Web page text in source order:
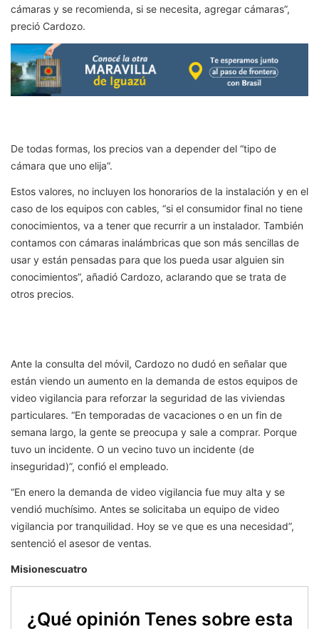
cámaras y se recomienda, si se necesita, agregar cámaras”,
preció Cardozo.
De todas formas, los precios van a depender del “tipo de
cámara que uno elija”.
Estos valores, no incluyen los honorarios de la instalación y en el
caso de los equipos con cables, “si el consumidor final no tiene
conocimientos, va a tener que recurrir a un instalador. También
contamos con cámaras inalámbricas que son más sencillas de
usar y están pensadas para que los pueda usar alguien sin
conocimientos”, añadió Cardozo, aclarando que se trata de
otros precios.
Ante la consulta del móvil, Cardozo no dudó en señalar que
están viendo un aumento en la demanda de estos equipos de
video vigilancia para reforzar la seguridad de las viviendas
particulares. “En temporadas de vacaciones o en un fin de
semana largo, la gente se preocupa y sale a comprar. Porque
tuvo un incidente. O un vecino tuvo un incidente (de
inseguridad)”, confió el empleado.
“En enero la demanda de video vigilancia fue muy alta y se
vendió muchísimo. Antes se solicitaba un equipo de video
vigilancia por tranquilidad. Hoy se ve que es una necesidad”,
sentenció el asesor de ventas.
Misionescuatro
¿Qué opinión Tenes sobre esta